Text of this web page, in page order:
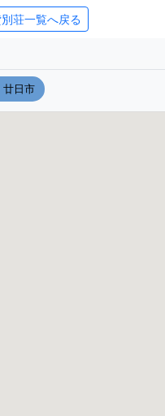
荘一覧へ戻る
廿日市